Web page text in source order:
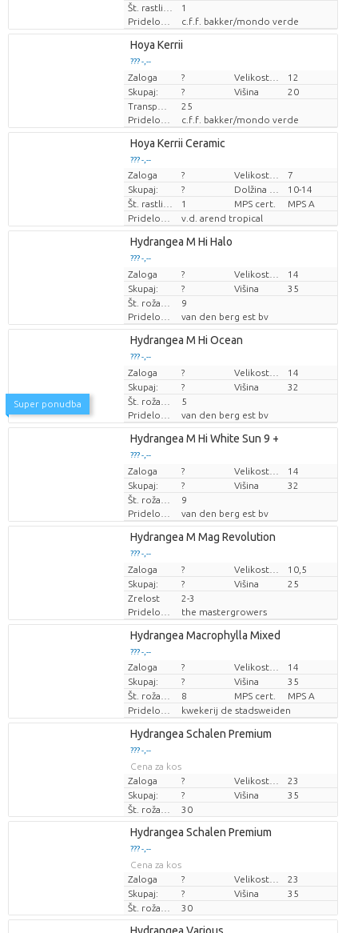
Loading...
??? -,--
Cena za kos
Loading...
??? -,--
Cena za kos
Loading...
??? -,--
Cena za kos
Loading...
??? -,--
Cena za kos
Loading...
??? -,--
Cena za kos
Loading...
??? -,--
Cena za kos
Loading...
??? -,--
Cena za kos
Loading...
??? -,--
Cena za kos
Loading...
??? -,--
Cena za kos
1
c.f.f. bakker/mondo verde
Hoya Kerrii
??? -,--
Cena za kos
Zaloga ?
12
Skupaj:
? Višina
20
25
c.f.f. bakker/mondo verde
Hoya Kerrii Ceramic
??? -,--
Cena za kos
Zaloga ?
7
Skupaj:
?
10-14
1 MPS cert.
MPS A
v.d. arend tropical
Hydrangea M Hi Halo
??? -,--
Cena za kos
Zaloga ?
14
Skupaj:
? Višina
35
9
van den berg est bv
Super ponudba
Hydrangea M Hi Ocean
??? -,--
Cena za kos
Zaloga ?
14
Skupaj:
? Višina
32
5
van den berg est bv
Hydrangea M Hi White Sun 9 +
??? -,--
Cena za kos
Zaloga ?
14
Skupaj:
? Višina
32
9
van den berg est bv
Hydrangea M Mag Revolution
??? -,--
Cena za kos
Zaloga ?
10,5
Skupaj:
? Višina
25
Zrelost
2-3
the mastergrowers
Hydrangea Macrophylla Mixed
??? -,--
Cena za kos
Zaloga ?
14
Skupaj:
? Višina
35
8 MPS cert.
MPS A
kwekerij de stadsweiden
Hydrangea Schalen Premium
??? -,--
Cena za kos
Zaloga
?
23
Skupaj:
? Višina
35
30
Hydrangea Schalen Premium
??? -,--
Cena za kos
Zaloga
?
23
Skupaj:
? Višina
35
30